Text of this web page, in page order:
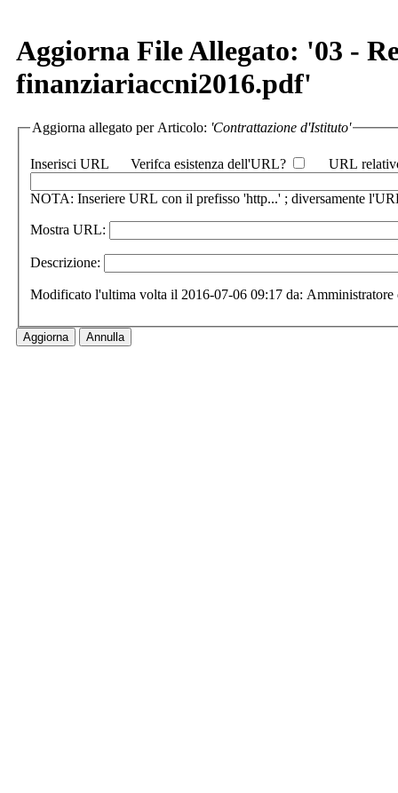
Aggiorna File Allegato: '03 -
finanziariaccni2016.pdf'
Aggiorna allegato per Articolo: 'Contrattazione d'Istituto'
Inserisci URL Verifca esistenza dell'URL? URL
NOTA: Inseriere URL con il prefisso 'http...' ; diversamente
Mostra URL:
Descrizione:
Modificato l'ultima volta il 2016-07-06 09:17 da: Amministratore